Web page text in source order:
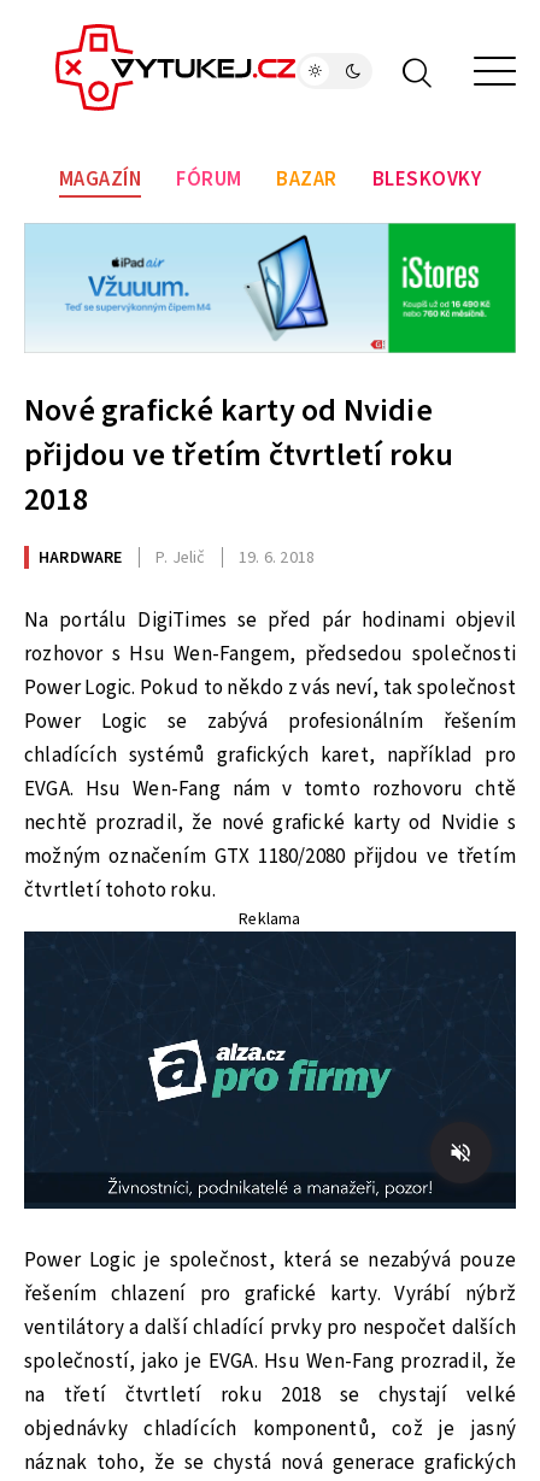
MAGAZÍN FÓRUM BAZAR BLESKOVKY
Nové grafické karty od Nvidie
přijdou ve třetím čtvrtletí roku
2018
HARDWARE P. Jelič 19. 6. 2018
Na portálu DigiTimes se před pár hodinami objevil
rozhovor s Hsu Wen-Fangem, předsedou společnosti
Power Logic. Pokud to někdo z vás neví, tak společnost
Power Logic se zabývá profesionálním řešením
chladících systémů grafických karet, například pro
EVGA. Hsu Wen-Fang nám v tomto rozhovoru chtě
nechtě prozradil, že nové grafické karty od Nvidie s
možným označením GTX 1180/2080 přijdou ve třetím
čtvrtletí tohoto roku.
Reklama
Power Logic je společnost, která se nezabývá pouze
řešením chlazení pro grafické karty. Vyrábí nýbrž
ventilátory a další chladící prvky pro nespočet dalších
společností, jako je EVGA. Hsu Wen-Fang prozradil, že
na třetí čtvrtletí roku 2018 se chystají velké
objednávky chladících komponentů, což je jasný
náznak toho, že se chystá nová generace grafických